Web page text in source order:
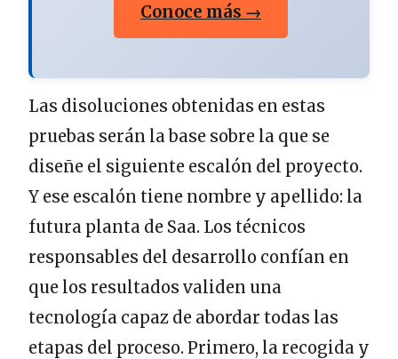
Conoce más →
Las disoluciones obtenidas en estas
pruebas serán la base sobre la que se
diseñe el siguiente escalón del proyecto.
Y ese escalón tiene nombre y apellido: la
futura planta de Saa. Los técnicos
responsables del desarrollo confían en
que los resultados validen una
tecnología capaz de abordar todas las
etapas del proceso. Primero, la recogida y